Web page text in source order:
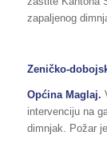
zapaljenog
Zeničko-
Općina Maglaj.
intervenciju na
dimnjak. Požar